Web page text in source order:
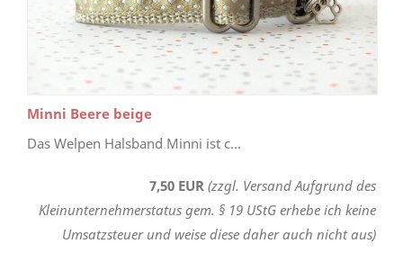
Minni Beere beige
Das Welpen Halsband Minni ist c...
7,50 EUR (zzgl. Versand Aufgrund des
Kleinunternehmerstatus gem. § 19 UStG erhebe ich keine
Umsatzsteuer und weise diese daher auch nicht aus)